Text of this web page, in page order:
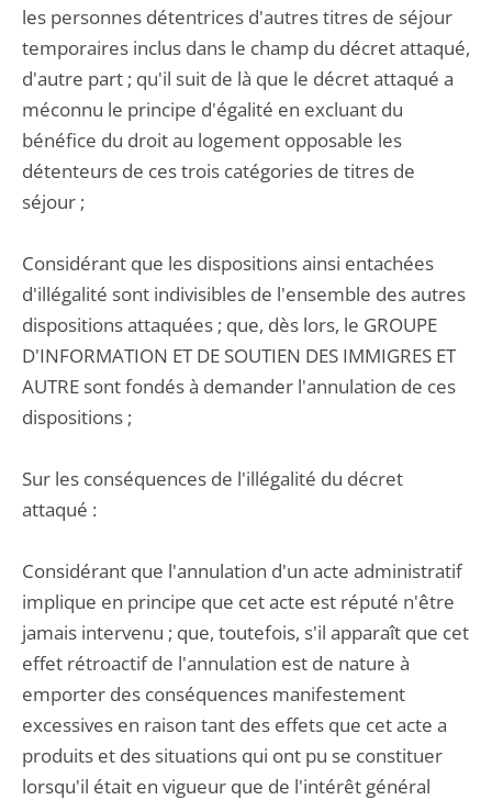
les personnes détentrices d'autres titres de séjour
temporaires inclus dans le champ du décret attaqué,
d'autre part ; qu'il suit de là que le décret attaqué a
méconnu le principe d'égalité en excluant du
bénéfice du droit au logement opposable les
détenteurs de ces trois catégories de titres de
séjour ;
Considérant que les dispositions ainsi entachées
d'illégalité sont indivisibles de l'ensemble des autres
dispositions attaquées ; que, dès lors, le GROUPE
D'INFORMATION ET DE SOUTIEN DES IMMIGRES ET
AUTRE sont fondés à demander l'annulation de ces
dispositions ;
Sur les conséquences de l'illégalité du décret
attaqué :
Considérant que l'annulation d'un acte administratif
implique en principe que cet acte est réputé n'être
jamais intervenu ; que, toutefois, s'il apparaît que cet
effet rétroactif de l'annulation est de nature à
emporter des conséquences manifestement
excessives en raison tant des effets que cet acte a
produits et des situations qui ont pu se constituer
lorsqu'il était en vigueur que de l'intérêt général